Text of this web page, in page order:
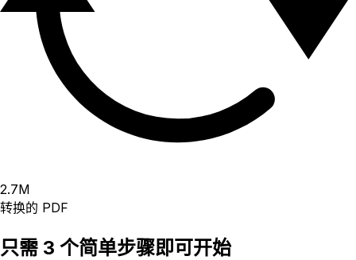
2.7M
转换的 PDF
只需 3 个简单步骤即可开始